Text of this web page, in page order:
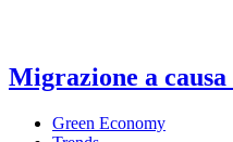
Migrazione a
Green Economy